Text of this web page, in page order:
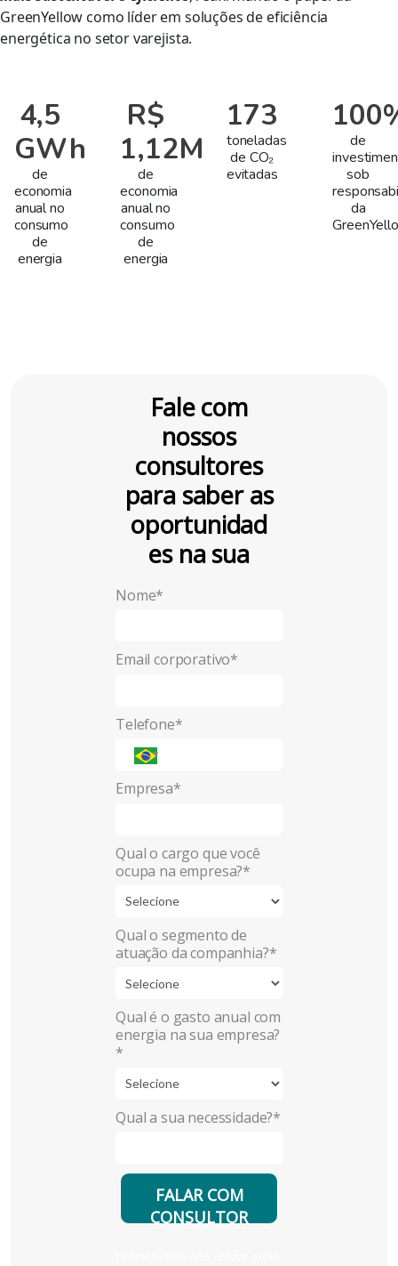
GreenYellow como líder em soluções de eficiência
energética no setor varejista.
4,5
GWh
de
economia
anual no
consumo
de
energia
R$
1,12M
de
economia
anual no
consumo
de
energia
173
toneladas
de CO₂
evitadas
de
sob
da
Fale com
nossos
consultores
para saber as
oportunidad
es na sua
empresa
Nome*
Email corporativo*
Telefone*
Empresa*
Qual o cargo que você
ocupa na empresa?*
Qual o segmento de
atuação da companhia?*
Qual é o gasto anual com
energia na sua empresa?
*
Qual a sua necessidade?*
FALAR COM
CONSULTOR